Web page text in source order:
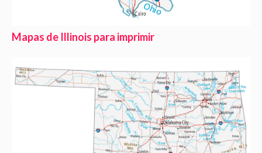
Mapas de Illinois para imprimir